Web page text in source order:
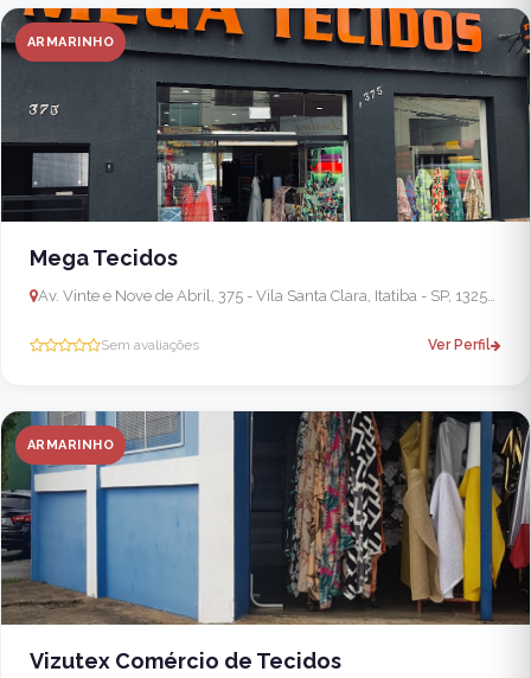
ARMARINHO
Mega Tecidos
Av. Vinte e Nove de Abril, 375 - Vila Santa Clara, Itatiba - SP, 13256-000, Brasil
Sem avaliações Ver Perfil
ARMARINHO
Vizutex Comércio de Tecidos